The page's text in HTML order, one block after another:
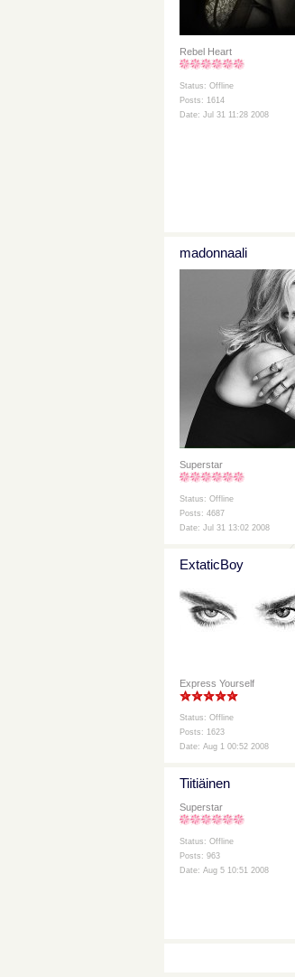
Rebel Heart
Status: Offline
Posts: 1614
Date: Jul 31 11:28 2008
madonnaali
Superstar
Status: Offline
Posts: 4687
Date: Jul 31 13:02 2008
ExtaticBoy
Express Yourself
Status: Offline
Posts: 1623
Date: Aug 1 00:52 2008
Tiitiäinen
Superstar
Status: Offline
Posts: 963
Date: Aug 5 10:51 2008